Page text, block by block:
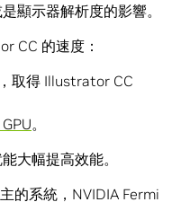
顯示器解析度的影響。
CC 的速度：
，取得 Illustrator CC
。
大幅提高效能。
的系統，NVIDIA Fermi